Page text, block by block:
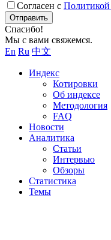
Согласен с Политикой
Отправить
Спасибо!
Мы с вами свяжемся.
En Ru 中文
Индекс
Котировки
Об индексе
Методология
FAQ
Новости
Аналитика
Статьи
Интервью
Обзоры
Статистика
Темы